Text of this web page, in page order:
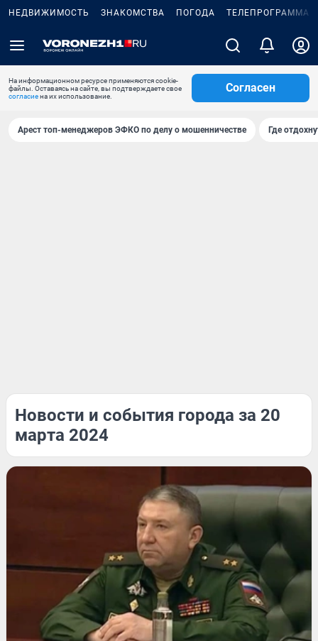
НЕДВИЖИМОСТЬ ЗНАКОМСТВА ПОГОДА ТЕЛЕПРОГРАММА
На информационном ресурсе применяются cookie-
файлы. Оставаясь на сайте, вы подтверждаете свое
согласиена их использование.
Согласен
Арест топ-менеджеров ЭФКО по делу о мошенничестве Где
Новости и события города за 20
марта 2024